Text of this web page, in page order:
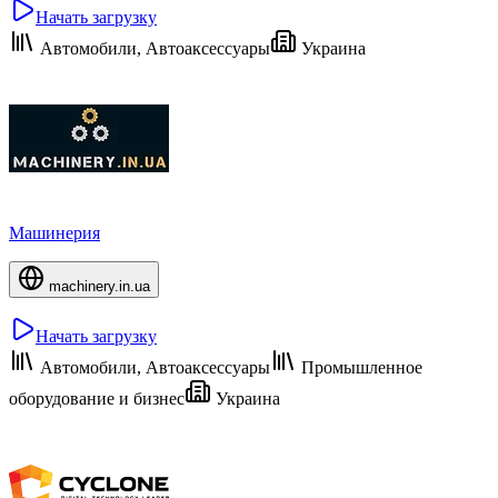
Начать загрузку
Автомобили, Автоаксессуары
Украина
Машинерия
machinery.in.ua
Начать загрузку
Автомобили, Автоаксессуары
Промышленное
оборудование и бизнес
Украина